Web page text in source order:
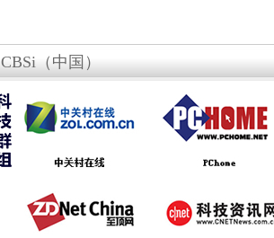
CBSi（中国）